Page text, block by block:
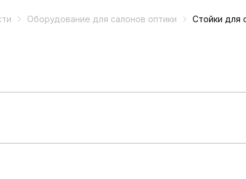
Оборудование для салонов оптики Стойки для